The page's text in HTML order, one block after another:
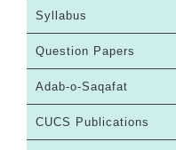
Syllabus
Question Papers
Adab-o-Saqafat
CUCS Publications